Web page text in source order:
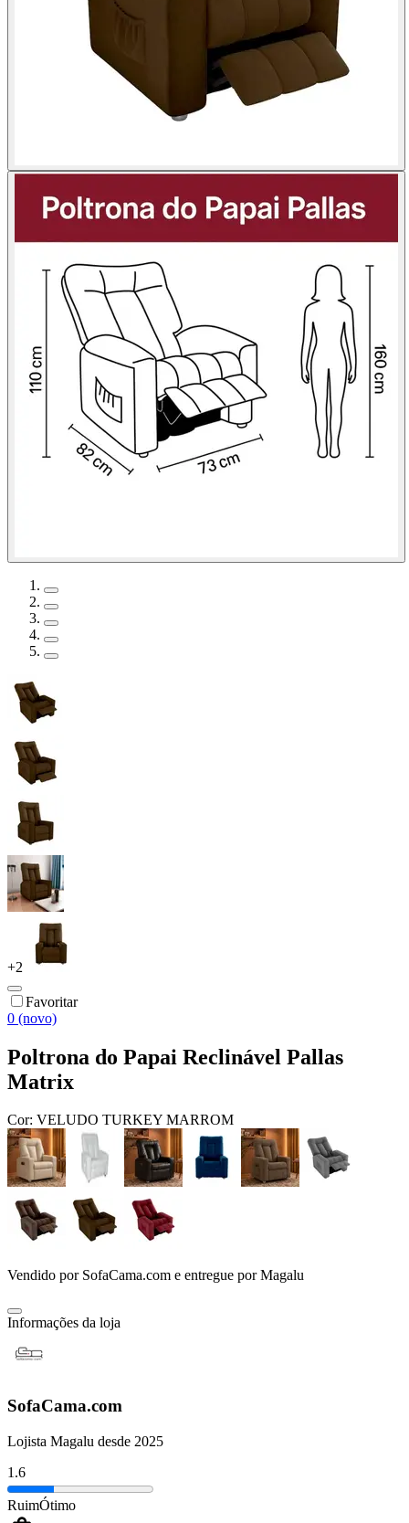
+2
Favoritar
0 (novo)
Poltrona do Papai Reclinável Pallas
Matrix
Cor: VELUDO TURKEY MARROM
Vendido por SofaCama.com e entregue por Magalu
Informações da loja
SofaCama.com
Lojista Magalu desde 2025
1.6
RuimÓtimo